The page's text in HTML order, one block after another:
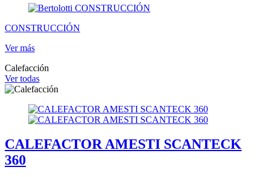
CONSTRUCCIÓN
Ver más
Calefacción
Ver todas
CALEFACTOR AMESTI SCANTECK
360